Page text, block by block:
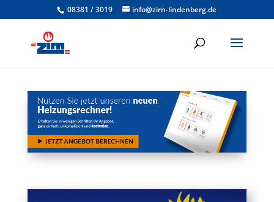
08381 / 3019 info@zirn-lindenberg.de